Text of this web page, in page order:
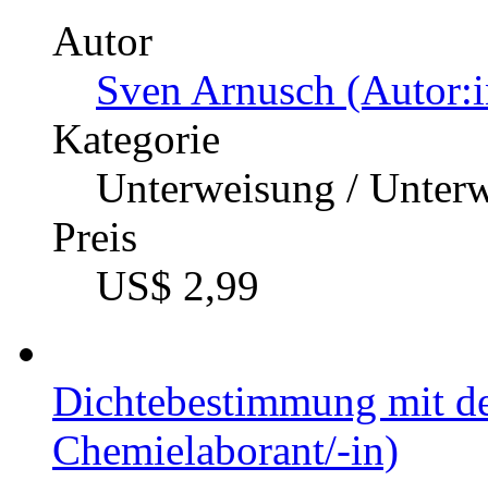
Autor
Sven Arnusch
Kategorie
Unterweisung /
Preis
US$ 2,99
Dichtebestimmung mit
Chemielaborant/-in)